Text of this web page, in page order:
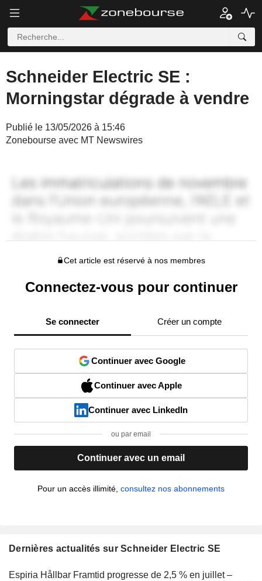
Schneider Electric SE :
Morningstar dégrade à vendre
Publié le 13/05/2026 à 15:46
Zonebourse avec MT Newswires
Cet article est réservé à nos membres
Connectez-vous pour continuer
Se connecter Créer un compte
Continuer avec Google
Continuer avec Apple
Continuer avec LinkedIn
ou par email
Continuer avec un email
Pour un accès illimité, consultez nos abonnements
Dernières actualités sur Schneider Electric SE
Espiria Hållbar Framtid progresse de 2,5 % en juillet –